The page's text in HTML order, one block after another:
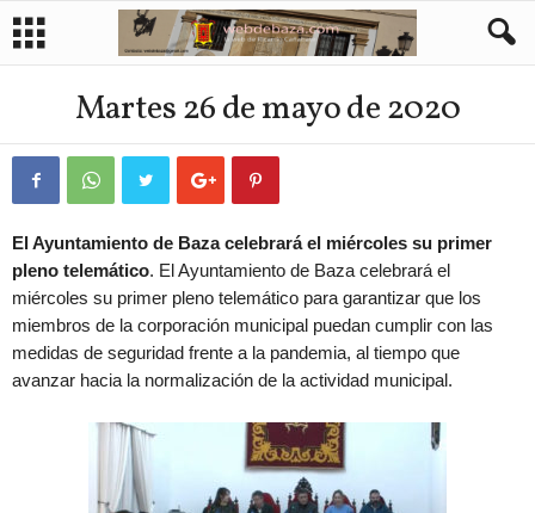
Martes 26 de mayo de 2020
El Ayuntamiento de Baza celebrará el miércoles su primer
pleno telemático. El Ayuntamiento de Baza celebrará el
miércoles su primer pleno telemático para garantizar que los
miembros de la corporación municipal puedan cumplir con las
medidas de seguridad frente a la pandemia, al tiempo que
avanzar hacia la normalización de la actividad municipal.